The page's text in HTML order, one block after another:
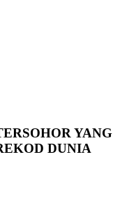
YANG
DUNIA